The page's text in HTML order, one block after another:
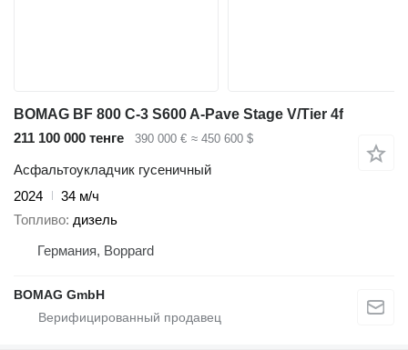
BOMAG BF 800 C-3 S600 A-Pave Stage V/Tier 4f
211 100 000 тенге
390 000 € ≈ 450 600 $
Асфальтоукладчик гусеничный
2024
34 м/ч
Топливо дизель
Германия, Boppard
BOMAG GmbH